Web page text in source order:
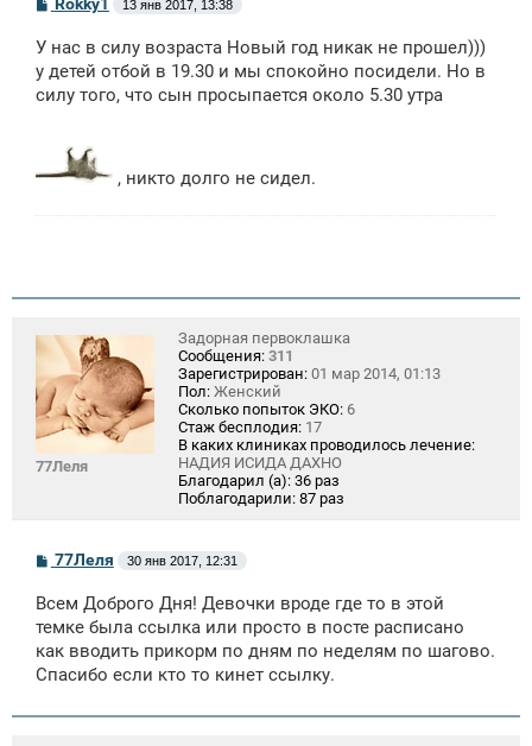
б
щ
е
н
Rokky1 13 янв 2017, 13:38
У нас в силу возраста Новый год никак не прошел)))
у детей отбой в 19.30 и мы спокойно посидели. Но в
силу того, что сын просыпается около 5.30 утра
, никто долго не сидел.
77Леля
Задорная первоклашка
Сообщения: 311
Зарегистрирован: 01 мар 2014, 01:13
Пол: Женский
Сколько попыток ЭКО: 6
Стаж бесплодия: 17
В каких клиниках проводилось лечение:
НАДИЯ ИСИДА ДАХНО
Благодарил (а): 36 раз
Поблагодарили: 87 раз
С
б
щ
н
и
77Леля 30 янв 2017, 12:31
Всем Доброго Дня! Девочки вроде где то в этой
темке была ссылка или просто в посте расписано
как вводить прикорм по дням по неделям по шагово.
Спасибо если кто то кинет ссылку.